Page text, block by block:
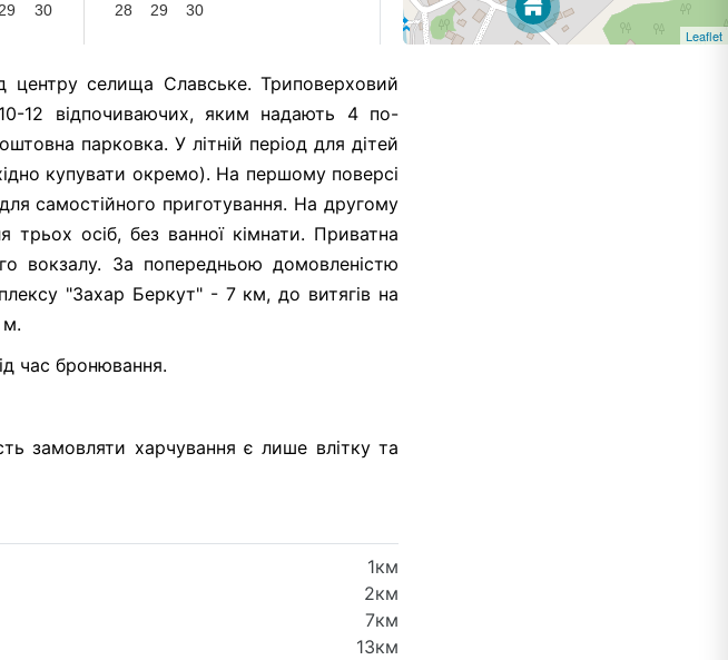
30 28 29 30
Leaflet
селища Славське. Триповерховий
12 відпочиваючих, яким надають 4 по-
парковка. У літній період для дітей
купувати окремо). На першому поверсі
самостійного приготування. На другому
осіб, без ванної кімнати. Приватна
вокзалу. За попередньою домовленістю
"Захар Беркут" - 7 км, до витягів на
м.
час бронювання.
замовляти харчування є лише влітку та
1км
2км
7км
13км